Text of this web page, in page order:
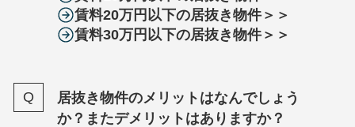
賃料20万円以下の居抜き物件＞＞
賃料30万円以下の居抜き物件＞＞
居抜き物件のメリットはなんでしょう
か？またデメリットはありますか？